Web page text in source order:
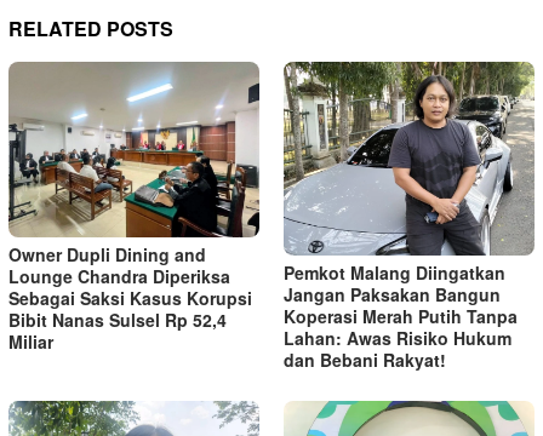
RELATED POSTS
Owner Dupli Dining and
Lounge Chandra Diperiksa
Sebagai Saksi Kasus Korupsi
Bibit Nanas Sulsel Rp 52,4
Miliar
Pemkot Malang Diingatkan
Jangan Paksakan Bangun
Koperasi Merah Putih Tanpa
Lahan: Awas Risiko Hukum
dan Bebani Rakyat!